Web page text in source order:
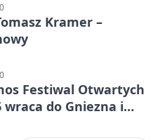
Kramer –
Festiwal Otwartych
wraca do Gniezna i